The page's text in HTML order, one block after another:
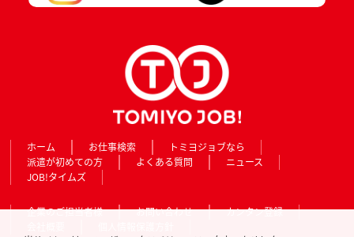
ホーム お仕事検索
トミヨジョブなら
派遣が初めての方
よくある質問
ニュース
JOB!タイムズ
企業のご担当者様 お問い合わせ
カンタン登録